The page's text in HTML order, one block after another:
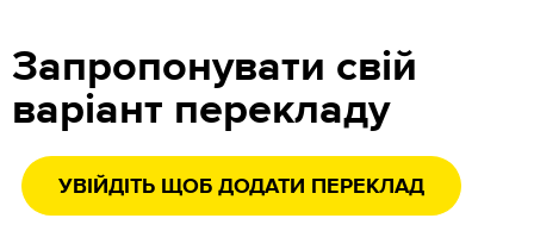
Запропонувати свій
варіант перекладу
УВІЙДІТЬ ЩОБ ДОДАТИ ПЕРЕКЛАД